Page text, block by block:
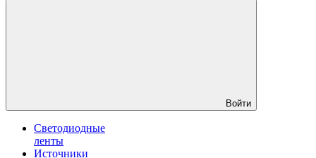
Войти
Светодиодные
ленты
Источники